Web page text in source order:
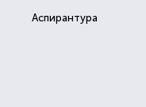
Аспирантура